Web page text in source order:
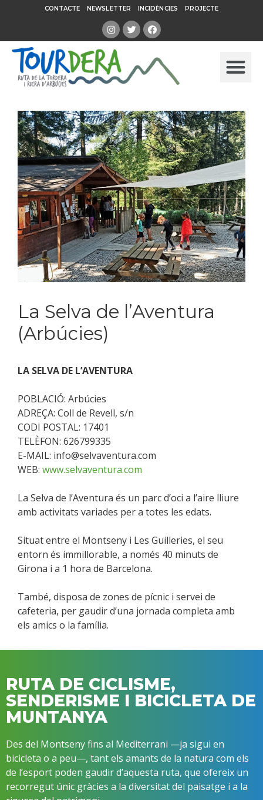
CONTACTE NEWSLETTER INCIDÈNCIES PROJECTE
La Selva de l’Aventura
(Arbúcies)
LA SELVA DE L’AVENTURA
POBLACIÓ: Arbúcies
ADREÇA: Coll de Revell, s/n
CODI POSTAL: 17401
TELÈFON: 626799335
E-MAIL: info@selvaventura.com
WEB: www.selvaventura.com
La Selva de l’Aventura és un parc d’oci a l’aire lliure
amb activitats variades per a totes les edats.
Situat entre el Montseny i Les Guilleries, el seu
entorn és immillorable, a només 40 minuts de
Girona i a 1 hora de Barcelona.
També, disposa de zones de pícnic i servei de
cafeteria, per gaudir d’una jornada completa amb
els amics o la família.
RUTA DE CICLISME,
SENDERISME I BICICLETA DE
MUNTANYA
Des del Montseny fins al Mediterrani —ja sigui en
bicicleta o a peu—, tant els amants de la natura com els
de l’esport poden gaudir d’aquesta ruta, que ofereix un
recorregut únic gràcies a la diversitat del paisatge i a la